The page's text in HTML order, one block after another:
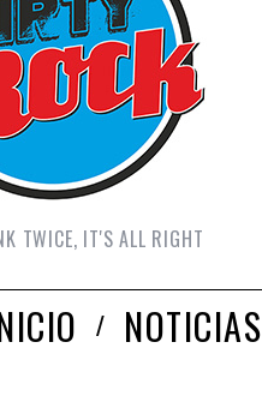
TWICE, IT'S ALL RIGHT
NOTICIAS